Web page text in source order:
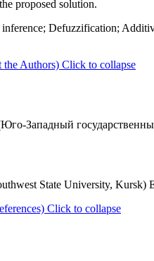
proposed solution.
Defuzzification;
Authors) Click to collapse
Западный
State University, Kursk)
Click to collapse